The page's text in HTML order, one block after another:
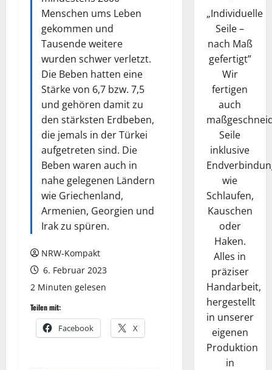
Menschen ums Leben
gekommen und
Tausende weitere
wurden schwer verletzt.
Die Beben hatten eine
Stärke von 6,7 bzw. 7,5
und gehören damit zu
den stärksten Erdbeben,
die jemals in der Türkei
aufgetreten sind. Die
Beben waren auch in
nahe gelegenen Ländern
wie Griechenland,
Armenien, Georgien und
Irak zu spüren.
NRW-Kompakt
6. Februar 2023
2 Minuten gelesen
Teilen mit:
Facebook X
„Individuelle
Seile –
nach Maß
gefertigt”
Wir
fertigen
auch
Seile
inklusive
wie
Schlaufen,
Kauschen
oder
Haken.
Alles in
präziser
Handarbeit,
hergestellt
in unserer
eigenen
Produktion
in